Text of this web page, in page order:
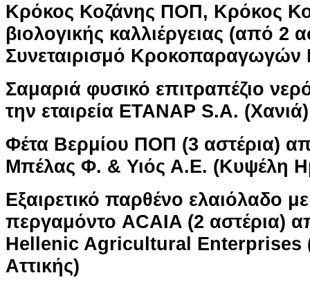
Κρόκος Κοζάνης ΠΟΠ, Κρόκος
βιολογικής καλλιέργειας (από 2
Συνεταιρισμό Κροκοπαραγωγών
Σαμαριά φυσικό επιτραπέζιο
την εταιρεία ETANAP S.A. (Χανιά)
Φέτα Βερμίου ΠΟΠ (3 αστέρια)
Μπέλας Φ. & Υιός Α.Ε. (Κυψέλη
Εξαιρετικό παρθένο ελαιόλαδο
περγαμόντο ACAIA (2 αστέρια)
Hellenic Agricultural Enterprises
Αττικής)